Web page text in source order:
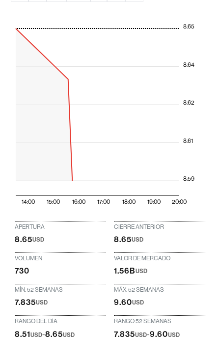
14:00 15:00 16:00 17:00 18:00 19:00 20:00
8.59
8.61
8.62
8.64
8.65
APERTURA
8.65USD
CIERRE ANTERIOR
8.65USD
VOLUMEN
730
VALOR DE MERCADO
1.56BUSD
MÍN. 52 SEMANAS
7.835USD
MÁX. 52 SEMANAS
9.60USD
RANGO DEL DÍA
8.51USD-8.65USD
RANGO 52 SEMANAS
7.835USD-9.60USD